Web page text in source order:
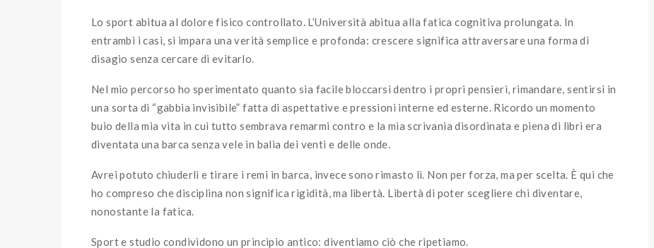
Lo sport abitua al dolore fisico controllato. L’Università abitua alla fatica cognitiva prolungata. In
entrambi i casi, si impara una verità semplice e profonda: crescere significa attraversare una forma di
disagio senza cercare di evitarlo.
Nel mio percorso ho sperimentato quanto sia facile bloccarsi dentro i propri pensieri, rimandare, sentirsi in
una sorta di “gabbia invisibile” fatta di aspettative e pressioni interne ed esterne. Ricordo un momento
buio della mia vita in cui tutto sembrava remarmi contro e la mia scrivania disordinata e piena di libri era
diventata una barca senza vele in balia dei venti e delle onde.
Avrei potuto chiuderli e tirare i remi in barca, invece sono rimasto lì. Non per forza, ma per scelta. È qui che
ho compreso che disciplina non significa rigidità, ma libertà. Libertà di poter scegliere chi diventare,
nonostante la fatica.
Sport e studio condividono un principio antico: diventiamo ciò che ripetiamo.